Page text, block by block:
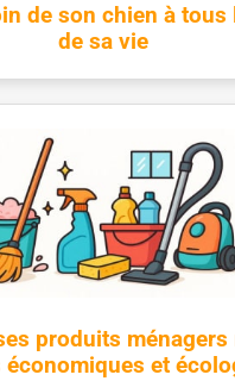
de son chien à tous
de sa vie
produits ménagers
économiques et